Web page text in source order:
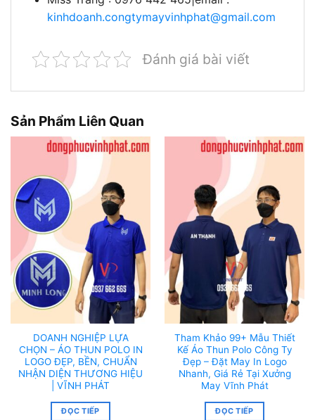
kinhdoanh.congtymayvinhphat@gmail.com
Đánh giá bài viết
Sản Phẩm Liên Quan
DOANH NGHIỆP LỰA
CHỌN – ÁO THUN POLO IN
LOGO ĐẸP, BỀN, CHUẨN
NHẬN DIỆN THƯƠNG HIỆU
| VĨNH PHÁT
ĐỌC TIẾP
Tham Khảo 99+ Mẫu Thiết
Kế Áo Thun Polo Công Ty
Đẹp – Đặt May In Logo
Nhanh, Giá Rẻ Tại Xưởng
May Vĩnh Phát
ĐỌC TIẾP